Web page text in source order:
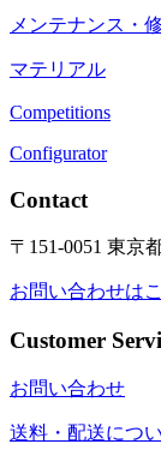
メンテナンス・
マテリアル
Competitions
Configurator
Contact
〒151-0051 東京
お問い合わせは
Customer
お問い合わせ
送料・配送につ